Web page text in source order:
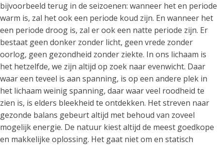
bijvoorbeeld terug in de seizoenen: wanneer het en periode
warm is, zal het ook een periode koud zijn. En wanneer het
een periode droog is, zal er ook een natte periode zijn. Er
bestaat geen donker zonder licht, geen vrede zonder
oorlog, geen gezondheid zonder ziekte. In ons lichaam is
het hetzelfde, we zijn altijd op zoek naar evenwicht. Daar
waar een teveel is aan spanning, is op een andere plek in
het lichaam weinig spanning, daar waar veel roodheid te
zien is, is elders bleekheid te ontdekken. Het streven naar
gezonde balans gebeurt altijd met behoud van zoveel
mogelijk energie. De natuur kiest altijd de meest goedkope
en makkelijke oplossing. Het gaat niet om en statisch